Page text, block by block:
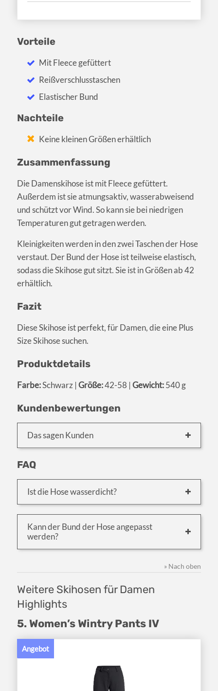
Vorteile
Mit Fleece gefüttert
Reißverschlusstaschen
Elastischer Bund
Nachteile
Keine kleinen Größen erhältlich
Zusammenfassung
Die Damenskihose ist mit Fleece gefüttert.
Außerdem ist sie atmungsaktiv, wasserabweisend
und schützt vor Wind. So kann sie bei niedrigen
Temperaturen gut getragen werden.
Kleinigkeiten werden in den zwei Taschen der Hose
verstaut. Der Bund der Hose ist teilweise elastisch,
sodass die Skihose gut sitzt. Sie ist in Größen ab 42
erhältlich.
Fazit
Diese Skihose ist perfekt, für Damen, die eine Plus
Size Skihose suchen.
Produktdetails
Farbe:Schwarz | Größe:42-58 | Gewicht:540 g
Kundenbewertungen
Das sagen Kunden
FAQ
Ist die Hose wasserdicht?
Kann der Bund der Hose angepasst
werden?
» Nach oben
Weitere Skihosen für Damen
Highlights
5. Women’s Wintry Pants IV
Angebot